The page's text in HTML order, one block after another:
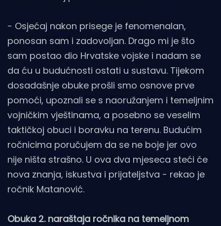
- Osjećaj nakon prisege je fenomenalan,
ponosan sam i zadovoljan. Drago mi je što
sam postao dio Hrvatske vojske i nadam se
da ću u budućnosti ostati u sustavu. Tijekom
dosadašnje obuke prošli smo osnove prve
pomoći, upoznali se s naoružanjem i temeljnim
vojničkim vještinama, a posebno se veselim
taktičkoj obuci i boravku na terenu. Budućim
ročnicima poručujem da se ne boje jer ovo
nije ništa strašno. U ova dva mjeseca steći će
nova znanja, iskustva i prijateljstva - rekao je
ročnik Matanović.
Obuka 2. naraštaja ročnika na temeljnom